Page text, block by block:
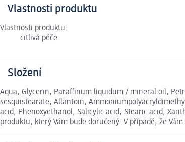
Vlastnosti produktu
Vlastnosti produktu:
citlivá péče
Složení
Aqua, Glycerin, Paraffinum liquidum / mineral oil,
sesquistearate, Allantoin,
acid, Phenoxyethanol, Salicylic acid, Stearic acid,
produktu, který Vám bude doručený. V případě, že